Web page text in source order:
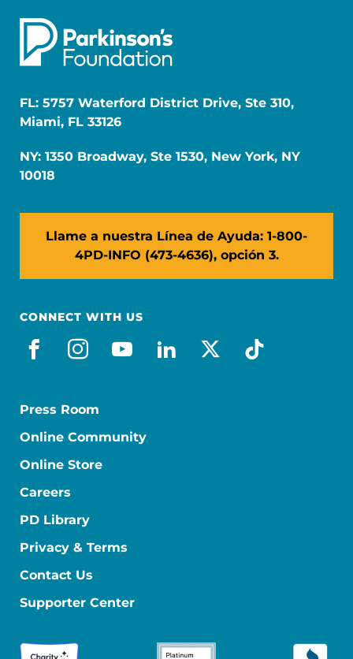
FL: 5757 Waterford District Drive, Ste 310,
Miami, FL 33126
NY: 1350 Broadway, Ste 1530, New York, NY
10018
Llame a nuestra Línea de Ayuda: 1-800-
4PD-INFO (473-4636), opción 3.
CONNECT WITH US
facebook_es
instagram
youtube
linkedin
x-socialtiktok
Press Room
Online Community
Online Store
Careers
PD Library
Privacy & Terms
Contact Us
Supporter Center